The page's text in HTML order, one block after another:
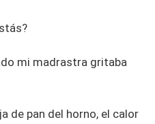
mi madrastra gritaba
de pan del horno, el calor